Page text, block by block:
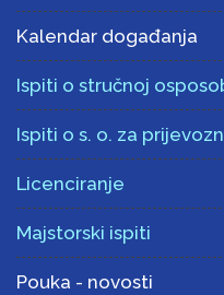
Kalendar događanja
Ispiti o stručnoj
Ispiti o s. o. za
Licenciranje
Majstorski ispiti
Pouka - novosti